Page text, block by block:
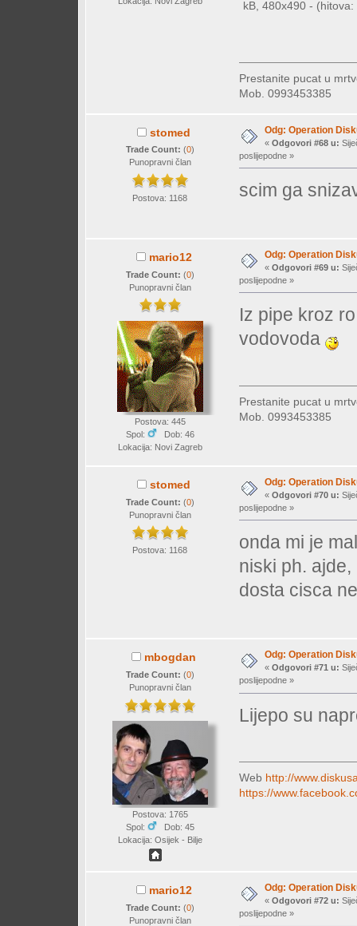
kB, 480x490 - (hitova:
Prestanite pucat u
Mob. 0993453385
stomed
Trade Count: (0)
Punopravni član
Postova: 1168
Odg: Operation
« Odgovori #68 u:
poslijepodne »
scim ga
mario12
Trade Count: (0)
Punopravni član
Postova: 445
Spol:
Dob: 46
Lokacija: Novi Zagreb
Odg: Operation
« Odgovori #69 u:
poslijepodne »
Iz pipe kroz
vodovoda
Prestanite pucat u
Mob. 0993453385
stomed
Trade Count: (0)
Punopravni član
Postova: 1168
Odg: Operation
« Odgovori #70 u:
poslijepodne »
onda mi je
niski ph.
dosta cisca
mbogdan
Trade Count: (0)
Punopravni član
Postova: 1765
Spol:
Dob: 45
Lokacija: Osijek - Bilje
Odg: Operation
« Odgovori #71 u:
poslijepodne »
Lijepo su
Web http://
https://
mario12
Trade Count: (0)
Punopravni član
Odg: Operation
« Odgovori #72 u:
poslijepodne »